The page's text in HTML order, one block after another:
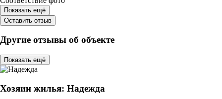
Показать ещё
Оставить отзыв
Другие отзывы об объекте
Показать ещё
Хозяин жилья: Надежда